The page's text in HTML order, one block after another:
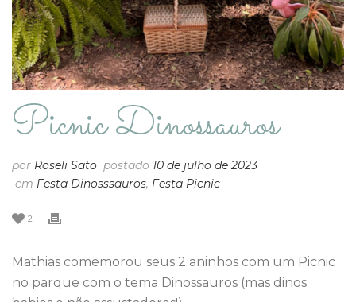
Picnic Dinossauros
por Roseli Sato postado 10 de julho de 2023
em Festa Dinosssauros, Festa Picnic
2
Mathias comemorou seus 2 aninhos com um Picnic
no parque com o tema Dinossauros (mas dinos